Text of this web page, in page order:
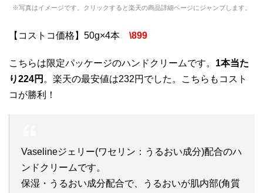
※写真はイメージです。クリックすると楽天の商品詳細ページにジャンプします。
【コストコ価格】50g×4本 \899
こちらは限定パッケージのハンドクリームです。 1本当た
り224円 。楽天の最安値は232円でした。こちらもコスト
コが勝利！
Vaselineジェリー(ワセリン：うるおい成分)配合のハ
ンドクリームです。
保湿・うるおい成分配合で、うるおいが肌内部(角質